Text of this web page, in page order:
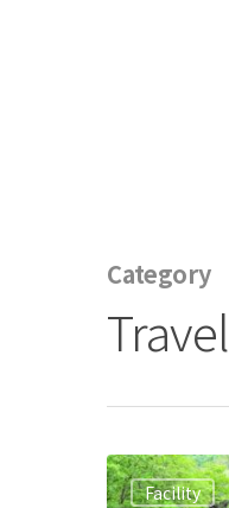
Category
Travel
Facility